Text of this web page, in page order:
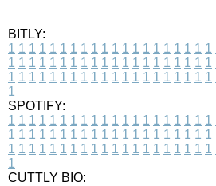
BITLY:
1 1 1 1 1 1 1 1 1 1 1 1 1 1 1 1 1 1 1 1
1 1 1 1 1 1 1 1 1 1 1 1 1 1 1 1 1 1 1 1
1 1 1 1 1 1 1 1 1 1 1 1 1 1 1 1 1 1 1 1
1
SPOTIFY:
1 1 1 1 1 1 1 1 1 1 1 1 1 1 1 1 1 1 1 1
1 1 1 1 1 1 1 1 1 1 1 1 1 1 1 1 1 1 1 1
1 1 1 1 1 1 1 1 1 1 1 1 1 1 1 1 1 1 1 1
1
CUTTLY BIO: